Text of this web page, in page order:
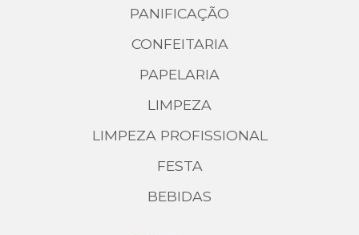
PANIFICAÇÃO
CONFEITARIA
PAPELARIA
LIMPEZA
LIMPEZA PROFISSIONAL
FESTA
BEBIDAS